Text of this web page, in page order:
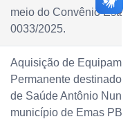
meio do Convênio
0033/2025.
Aquisição de
Permanente destinado
de Saúde Antônio
município de Emas PB,